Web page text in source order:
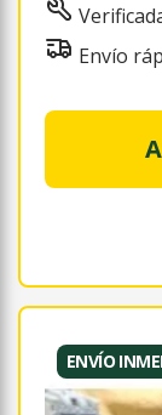
Envío
ENVÍO